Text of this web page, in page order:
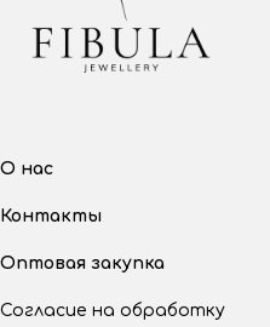
О нас
Контакты
Оптовая закупка
Согласие на обработку